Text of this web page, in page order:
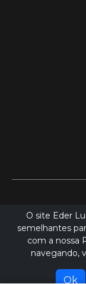
O site Eder
semelhantes
com a nossa
navegando,
Ok